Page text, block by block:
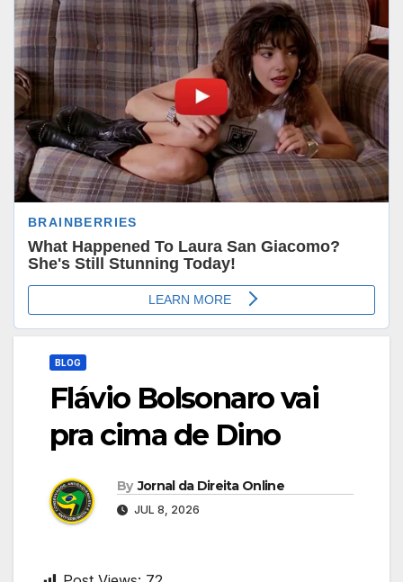
BLOG
Flávio Bolsonaro vai
pra cima de Dino
By Jornal da Direita Online
JUL 8, 2026